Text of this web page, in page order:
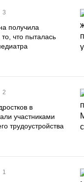
3
получила
что пыталась
2
в
участниками
трудоустройства
1